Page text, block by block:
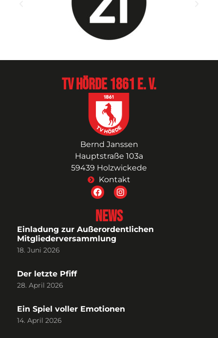
TV Hörde 1861 e. V.
Bernd Janssen
Hauptstraße 103a
59439 Holzwickede
Kontakt
News
Einladung zur Außerordentlichen
Mitgliederversammlung
18. Juni 2026
Der letzte Pfiff
28. April 2026
Ein Spiel voller Emotionen
14. April 2026